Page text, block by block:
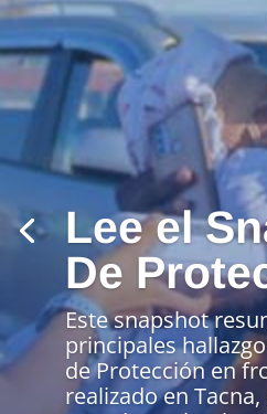
un país
justo y